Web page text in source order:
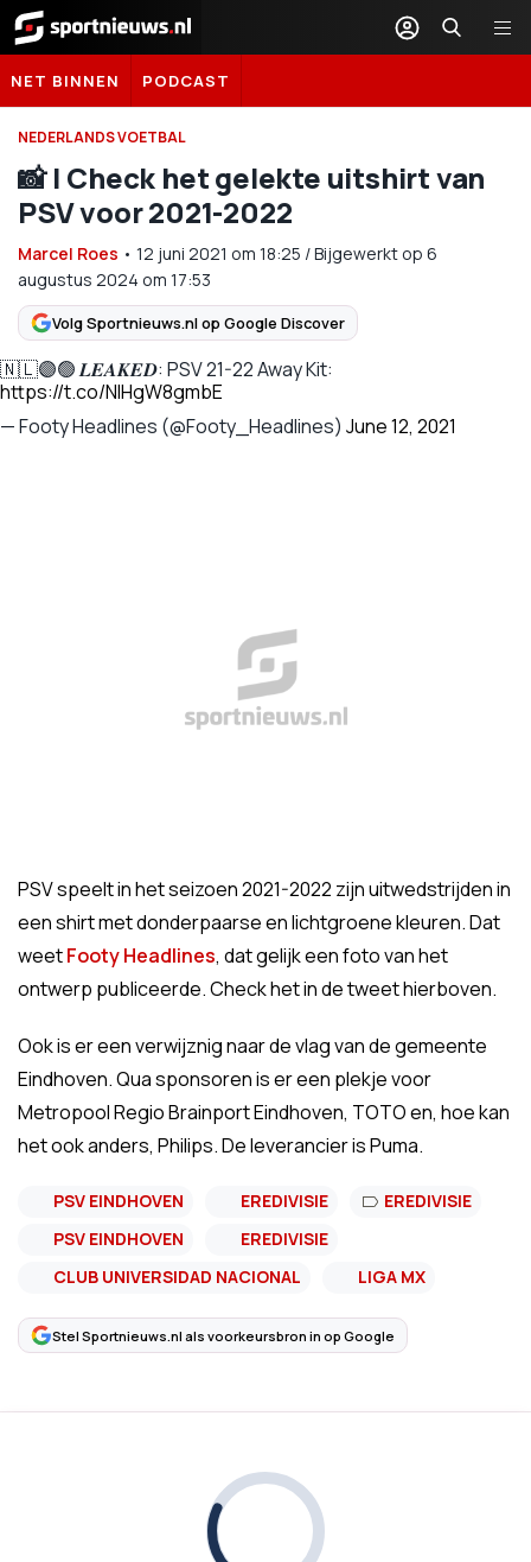
Sportnieuws.nl
NET BINNEN PODCAST
NEDERLANDS VOETBAL
📸 | Check het gelekte uitshirt van
PSV voor 2021-2022
Marcel Roes • 12 juni 2021 om 18:25 /Bijgewerkt op 6
augustus 2024 om 17:53
Volg Sportnieuws.nl op Google Discover
🇳🇱🟣🟢 𝑳𝑬𝑨𝑲𝑬𝑫: PSV 21-22 Away Kit:
https://t.co/NlHgW8gmbE
— Footy Headlines (@Footy_Headlines) June 12, 2021
PSV speelt in het seizoen 2021-2022 zijn uitwedstrijden in
een shirt met donderpaarse en lichtgroene kleuren. Dat
weetFooty Headlines, dat gelijk een foto van het
ontwerp publiceerde. Check het in de tweet hierboven.
Ook is er een verwijznig naar de vlag van de gemeente
Eindhoven. Qua sponsoren is er een plekje voor
Metropool Regio Brainport Eindhoven, TOTO en, hoe kan
het ook anders, Philips. De leverancier is Puma.
PSV EINDHOVEN EREDIVISIE
EREDIVISIE
PSV EINDHOVEN
EREDIVISIE
CLUB UNIVERSIDAD NACIONAL
LIGA MX
Stel Sportnieuws.nl als voorkeursbron in op Google